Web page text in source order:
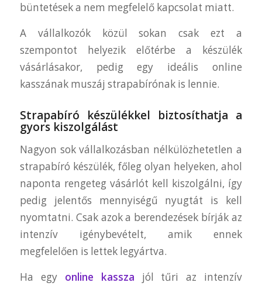
büntetések a nem megfelelő kapcsolat miatt.
A vállalkozók közül sokan csak ezt a
szempontot helyezik előtérbe a készülék
vásárlásakor, pedig egy ideális online
kasszának muszáj strapabírónak is lennie.
Strapabíró készülékkel biztosíthatja a
gyors kiszolgálást
Nagyon sok vállalkozásban nélkülözhetetlen a
strapabíró készülék, főleg olyan helyeken, ahol
naponta rengeteg vásárlót kell kiszolgálni, így
pedig jelentős mennyiségű nyugtát is kell
nyomtatni. Csak azok a berendezések bírják az
intenzív igénybevételt, amik ennek
megfelelően is lettek legyártva.
Ha egy online kassza jól tűri az intenzív